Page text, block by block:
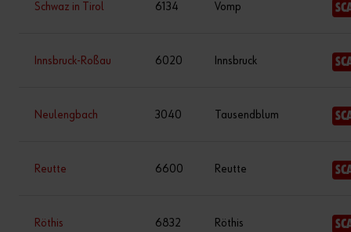
Schwaz in Tirol 6134 Vomp
Innsbruck-Roßau 6020 Innsbruck
Neulengbach 3040 Tausendblum
Reutte 6600 Reutte
Röthis 6832 Röthis